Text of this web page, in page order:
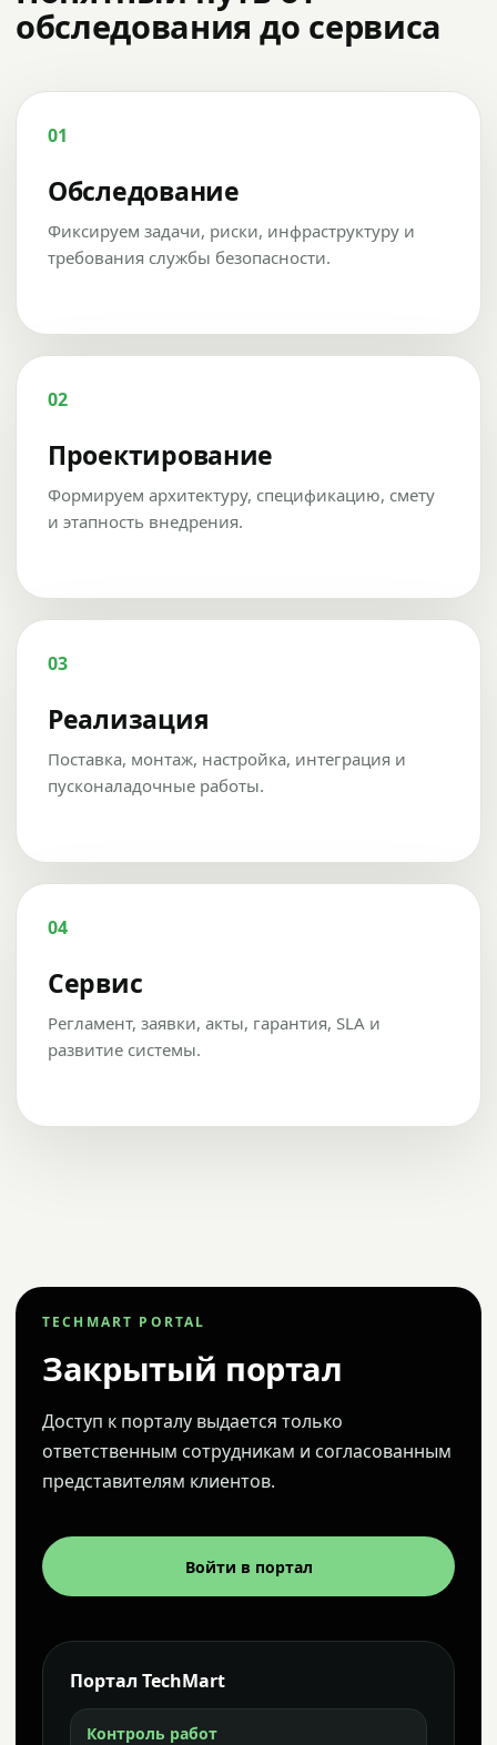
обследования до сервиса
01
Обследование
Фиксируем задачи, риски, инфраструктуру и
требования службы безопасности.
02
Проектирование
Формируем архитектуру, спецификацию, смету
и этапность внедрения.
03
Реализация
Поставка, монтаж, настройка, интеграция и
пусконаладочные работы.
04
Сервис
Регламент, заявки, акты, гарантия, SLA и
развитие системы.
TECHMART PORTAL
Закрытый портал
Доступ к порталу выдается только
ответственным сотрудникам и согласованным
представителям клиентов.
Войти в портал
Портал TechMart
Контроль работ